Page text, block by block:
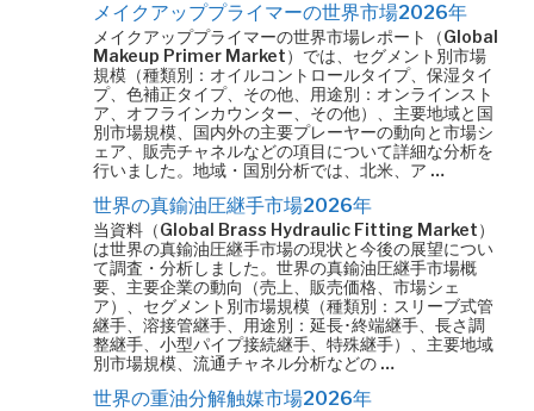
メイクアッププライマーの世界市場2026年
メイクアッププライマーの世界市場レポート（Global
Makeup Primer Market）では、セグメント別市場
規模（種類別：オイルコントロールタイプ、保湿タイ
プ、色補正タイプ、その他、用途別：オンラインスト
ア、オフラインカウンター、その他）、主要地域と国
別市場規模、国内外の主要プレーヤーの動向と市場シ
ェア、販売チャネルなどの項目について詳細な分析を
行いました。地域・国別分析では、北米、ア …
世界の真鍮油圧継手市場2026年
当資料（Global Brass Hydraulic Fitting Market）
は世界の真鍮油圧継手市場の現状と今後の展望につい
て調査・分析しました。世界の真鍮油圧継手市場概
要、主要企業の動向（売上、販売価格、市場シェ
ア）、セグメント別市場規模（種類別：スリーブ式管
継手、溶接管継手、用途別：延長･終端継手、長さ調
整継手、小型パイプ接続継手、特殊継手）、主要地域
別市場規模、流通チャネル分析などの …
世界の重油分解触媒市場2026年